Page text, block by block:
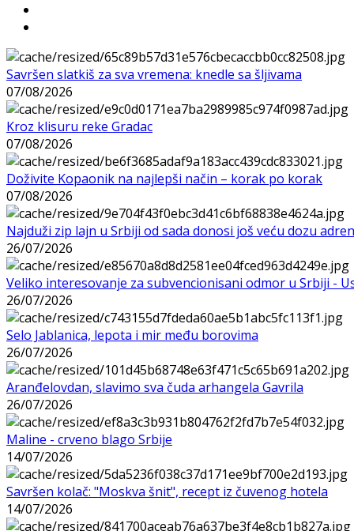
Savršen slatkiš za sva vremena: knedle sa šljivama
07/08/2026
Kroz klisuru reke Gradac
07/08/2026
Doživite Kopaonik na najlepši način – korak po korak
07/08/2026
Najduži zip lajn u Srbiji od sada donosi još veću dozu
26/07/2026
Veliko interesovanje za subvencionisani odmor u Srbiji -
26/07/2026
Selo Jablanica, lepota i mir među borovima
26/07/2026
Aranđelovdan, slavimo sva čuda arhangela Gavrila
26/07/2026
Maline - crveno blago Srbije
14/07/2026
Savršen kolač: "Moskva šnit", recept iz čuvenog hotela
14/07/2026